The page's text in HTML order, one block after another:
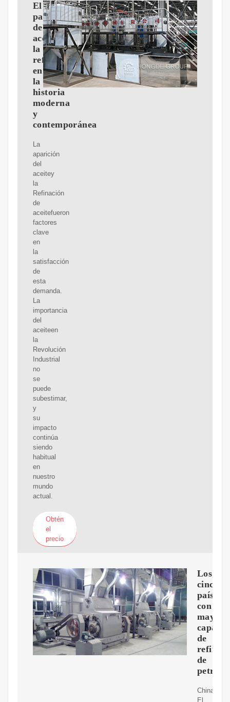
El
papel
del
aceitey
la
refinación
en
la
historia
moderna
y
contemporánea
La
aparición
del
aceitey
la
Refinación
de
aceitefueron
factores
clave
en
la
satisfacción
de
esta
demanda.
La
importancia
del
aceiteen
la
Revolución
Industrial
no
se
puede
subestimar,
y
su
impacto
continúa
siendo
habitual
en
nuestro
mundo
actual.
Obtén
el
precio
Los
cinco
países
con
mayor
de
de
China
El